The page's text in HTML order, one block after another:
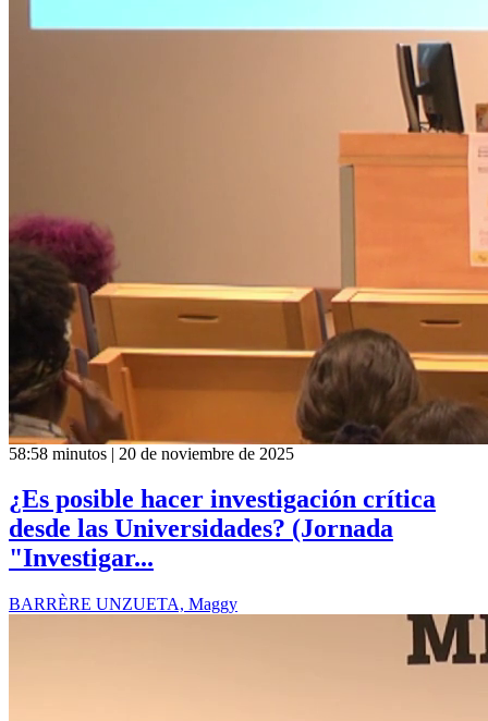
58:58 minutos | 20 de noviembre de 2025
¿Es posible hacer investigación crítica
desde las Universidades? (Jornada
"Investigar...
BARRÈRE UNZUETA, Maggy